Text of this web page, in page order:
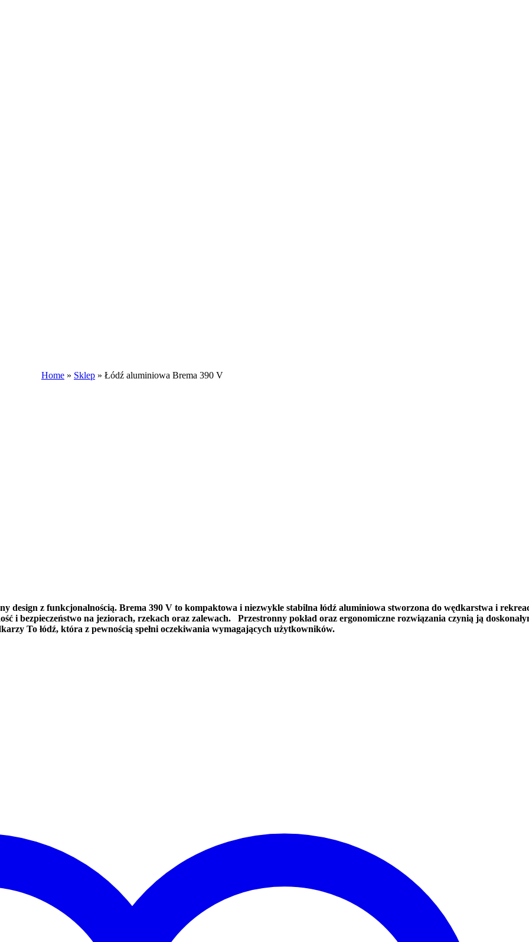
Home » Sklep » Łódź aluminiowa Brema 390 V
design z funkcjonalnością. Brema 390 Vto kompaktowa i niezwykle stabilna łódź aluminiowa stworzona do wędkarstwa i
i bezpieczeństwo na jeziorach, rzekach oraz zalewach. Przestronny pokład oraz ergonomiczne rozwiązania czynią ją
To łódź, która z pewnością spełni oczekiwania wymagających użytkowników.